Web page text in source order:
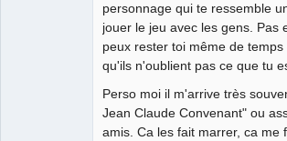
personnage qui te ressemble
jouer le jeu avec les gens. Pas
peux rester toi même de
qu'ils n'oublient pas ce que tu
Perso moi il m'arrive très
Jean Claude Convenant" ou
amis. Ca les fait marrer, ca me